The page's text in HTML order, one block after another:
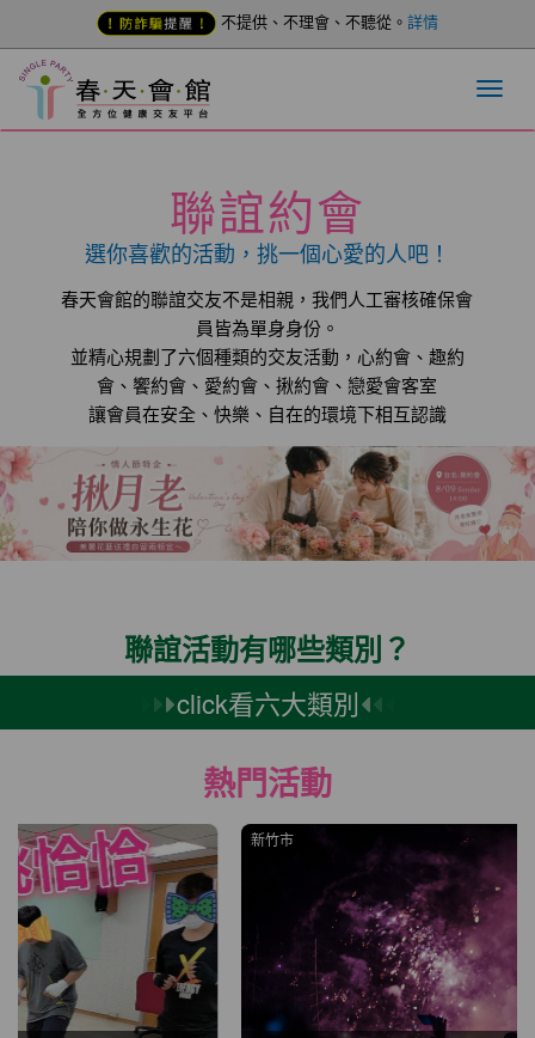
不提供、不理會、不聽從。 詳情
聯誼約會
選你喜歡的活動，挑一個心愛的人吧！
春天會館的聯誼交友不是相親，我們人工審核確保會
員皆為單身身份。
並精心規劃了六個種類的交友活動，心約會、趣約
會、饗約會、愛約會、揪約會、戀愛會客室
讓會員在安全、快樂、自在的環境下相互認識
聯誼活動有哪些類別？
click看六大類別
熱門活動
新竹市